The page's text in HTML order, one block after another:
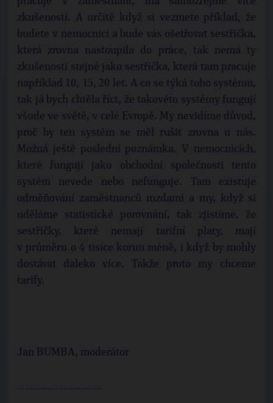
zkušeností. A určitě když si vezmete příklad, že
budete v nemocnici a bude vás ošetřovat sestřička,
která zrovna nastoupila do práce, tak nemá ty
zkušenosti stejné jako sestřička, která tam pracuje
například 10, 15, 20 let. A co se týká toho systému,
tak já bych chtěla říct, že takovéto systémy fungují
všude ve světě, v celé Evropě. My nevidíme důvod,
proč by ten systém se měl rušit zrovna u nás.
Možná ještě poslední poznámka. V nemocnicích,
které fungují jako obchodní společnosti tento
systém nevede nebo nefunguje. Tam existuje
odměňování zaměstnanců mzdami a my, když si
uděláme statistické porovnání, tak zjistíme, že
sestřičky, které nemají tarifní platy, mají
v průměru o 4 tisíce korun méně, i když by mohly
dostávat daleko více. Takže proto my chceme
tarify.
Jan BUMBA, moderátor
--------------------